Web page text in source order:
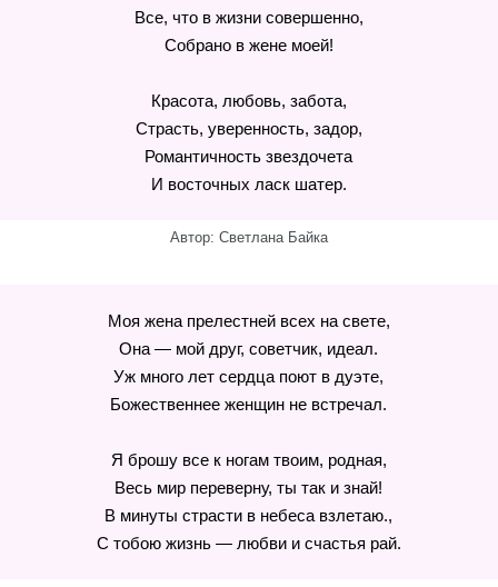
Все, что в жизни совершенно,
Собрано в жене моей!
Красота, любовь, забота,
Страсть, уверенность, задор,
Романтичность звездочета
И восточных ласк шатер.
Автор: Светлана Байка
Моя жена прелестней всех на свете,
Она — мой друг, советчик, идеал.
Уж много лет сердца поют в дуэте,
Божественнее женщин не встречал.
Я брошу все к ногам твоим, родная,
Весь мир переверну, ты так и знай!
В минуты страсти в небеса взлетаю.,
С тобою жизнь — любви и счастья рай.